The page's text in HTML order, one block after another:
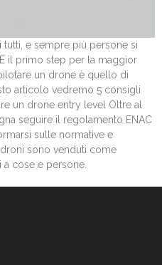
e sempre più persone si
il primo step per la maggior
un drone è quello di
articolo vedremo 5 consigli
un drone entry level Oltre al
seguire il regolamento ENAC
sulle normative e
sono venduti come
cose e persone.